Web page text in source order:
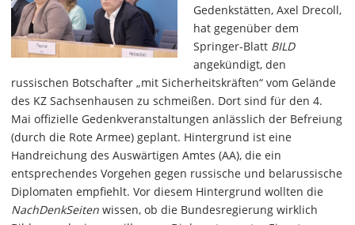
Gedenkstätten, Axel Drecoll,
hat gegenüber dem
Springer-Blatt BILD
angekündigt, den
russischen Botschafter „mit Sicherheitskräften“ vom Gelände
des KZ Sachsenhausen zu schmeißen. Dort sind für den 4.
Mai offizielle Gedenkveranstaltungen anlässlich der Befreiung
(durch die Rote Armee) geplant. Hintergrund ist eine
Handreichung des Auswärtigen Amtes (AA), die ein
entsprechendes Vorgehen gegen russische und belarussische
Diplomaten empfiehlt. Vor diesem Hintergrund wollten die
NachDenkSeiten wissen, ob die Bundesregierung wirklich